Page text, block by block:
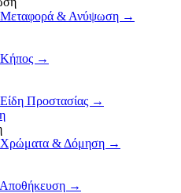
Μεταφορά & Ανύψωση →
→
Προστασίας →
Χρώματα & Δόμηση →
→